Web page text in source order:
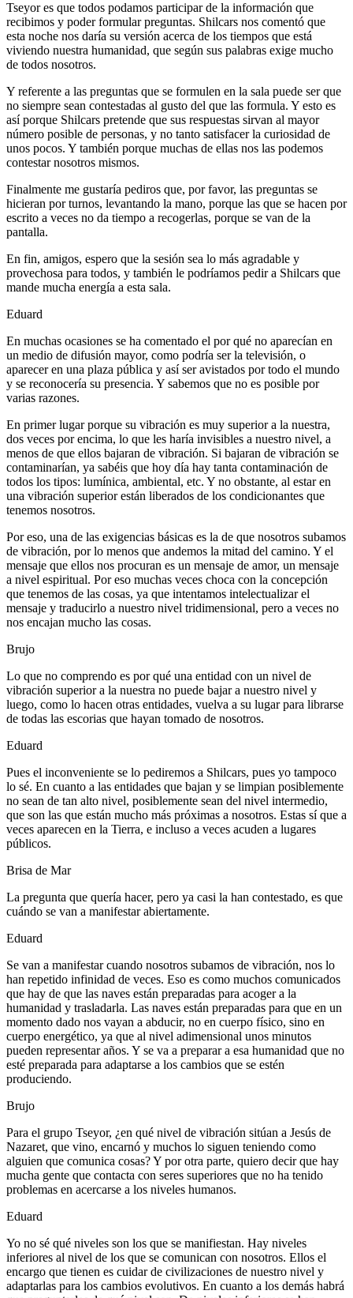
Tseyor es que todos podamos participar de la información que
recibimos y poder formular preguntas. Shilcars nos comentó que
esta noche nos daría su versión acerca de los tiempos que está
viviendo nuestra humanidad, que según sus palabras exige mucho
de todos nosotros.
Y referente a las preguntas que se formulen en la sala puede ser que
no siempre sean contestadas al gusto del que las formula. Y esto es
así porque Shilcars pretende que sus respuestas sirvan al mayor
número posible de personas, y no tanto satisfacer la curiosidad de
unos pocos. Y también porque muchas de ellas nos las podemos
contestar nosotros mismos.
Finalmente me gustaría pediros que, por favor, las preguntas se
hicieran por turnos, levantando la mano, porque las que se hacen por
escrito a veces no da tiempo a recogerlas, porque se van de la
pantalla.
En fin, amigos, espero que la sesión sea lo más agradable y
provechosa para todos, y también le podríamos pedir a Shilcars que
mande mucha energía a esta sala.
Eduard
En muchas ocasiones se ha comentado el por qué no aparecían en
un medio de difusión mayor, como podría ser la televisión, o
aparecer en una plaza pública y así ser avistados por todo el mundo
y se reconocería su presencia. Y sabemos que no es posible por
varias razones.
En primer lugar porque su vibración es muy superior a la nuestra,
dos veces por encima, lo que les haría invisibles a nuestro nivel, a
menos de que ellos bajaran de vibración. Si bajaran de vibración se
contaminarían, ya sabéis que hoy día hay tanta contaminación de
todos los tipos: lumínica, ambiental, etc. Y no obstante, al estar en
una vibración superior están liberados de los condicionantes que
tenemos nosotros.
Por eso, una de las exigencias básicas es la de que nosotros subamos
de vibración, por lo menos que andemos la mitad del camino. Y el
mensaje que ellos nos procuran es un mensaje de amor, un mensaje
a nivel espiritual. Por eso muchas veces choca con la concepción
que tenemos de las cosas, ya que intentamos intelectualizar el
mensaje y traducirlo a nuestro nivel tridimensional, pero a veces no
nos encajan mucho las cosas.
Brujo
Lo que no comprendo es por qué una entidad con un nivel de
vibración superior a la nuestra no puede bajar a nuestro nivel y
luego, como lo hacen otras entidades, vuelva a su lugar para librarse
de todas las escorias que hayan tomado de nosotros.
Eduard
Pues el inconveniente se lo pediremos a Shilcars, pues yo tampoco
lo sé. En cuanto a las entidades que bajan y se limpian posiblemente
no sean de tan alto nivel, posiblemente sean del nivel intermedio,
que son las que están mucho más próximas a nosotros. Estas sí que a
veces aparecen en la Tierra, e incluso a veces acuden a lugares
públicos.
Brisa de Mar
La pregunta que quería hacer, pero ya casi la han contestado, es que
cuándo se van a manifestar abiertamente.
Eduard
Se van a manifestar cuando nosotros subamos de vibración, nos lo
han repetido infinidad de veces. Eso es como muchos comunicados
que hay de que las naves están preparadas para acoger a la
humanidad y trasladarla. Las naves están preparadas para que en un
momento dado nos vayan a abducir, no en cuerpo físico, sino en
cuerpo energético, ya que al nivel adimensional unos minutos
pueden representar años. Y se va a preparar a esa humanidad que no
esté preparada para adaptarse a los cambios que se estén
produciendo.
Brujo
Para el grupo Tseyor, ¿en qué nivel de vibración sitúan a Jesús de
Nazaret, que vino, encarnó y muchos lo siguen teniendo como
alguien que comunica cosas? Y por otra parte, quiero decir que hay
mucha gente que contacta con seres superiores que no ha tenido
problemas en acercarse a los niveles humanos.
Eduard
Yo no sé qué niveles son los que se manifiestan. Hay niveles
inferiores al nivel de los que se comunican con nosotros. Ellos el
encargo que tienen es cuidar de civilizaciones de nuestro nivel y
adaptarlas para los cambios evolutivos. En cuanto a los demás habrá